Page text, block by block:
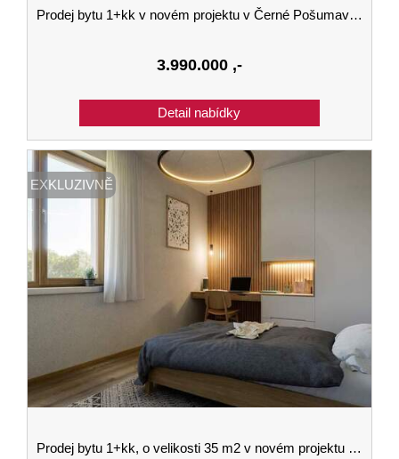
Prodej bytu 1+kk v novém projektu v Černé Pošumaví budova B 2.podlaží
3.990.000 ,-
EXKLUZIVNĚ
Prodej bytu 1+kk, o velikosti 35 m2 v novém projektu v Černé Pošumaví budova B 1.podlaží